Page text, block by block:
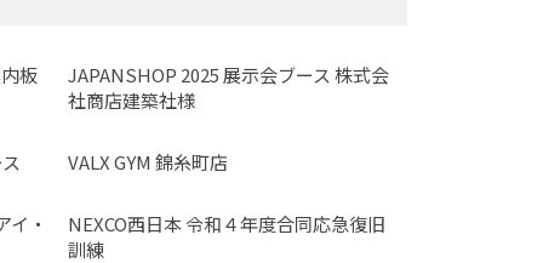
板
JAPANSHOP 2025 展示会ブース 株式会
社商店建築社様
VALX GYM 錦糸町店
・
NEXCO西日本 令和４年度合同応急復旧
訓練